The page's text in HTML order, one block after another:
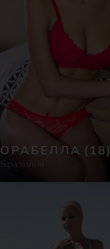
ОРАБЕЛЛА (18)
Бразилия